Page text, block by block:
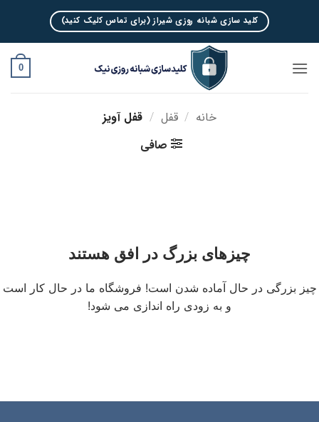
content
کلید سازی شبانه روزی شیراز (برای تماس کلیک کنید)
0
خانه / قفل / قفل آویز
صافی
چیزهای بزرگ در افق هستند
چیز بزرگی در حال آماده شدن است! فروشگاه ما در حال کار است
و به زودی راه اندازی می شود!